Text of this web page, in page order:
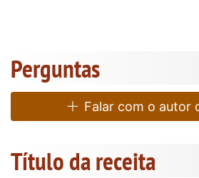
Perguntas
Falar com o autor
Título da receita